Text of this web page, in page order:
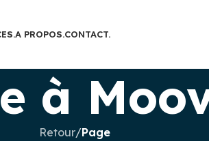
A PROPOS.CONTACT.
à
Retour/Page